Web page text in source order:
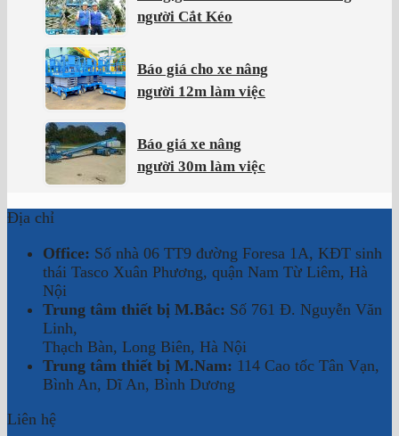
người Cắt Kéo
Báo giá cho xe nâng
người 12m làm việc
Báo giá xe nâng
người 30m làm việc
Địa chỉ
Office: Số nhà 06 TT9 đường Foresa 1A, KĐT sinh
thái Tasco Xuân Phương, quận Nam Từ Liêm, Hà
Nội
Trung tâm thiết bị M.Bắc: Số 761 Đ. Nguyễn Văn
Linh,
Thạch Bàn, Long Biên, Hà Nội
Trung tâm thiết bị M.Nam: 114 Cao tốc Tân Vạn,
Bình An, Dĩ An, Bình Dương
Liên hệ